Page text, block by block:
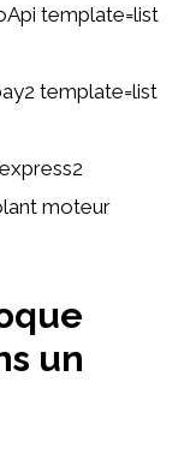
template=list
template=list
moteur
un